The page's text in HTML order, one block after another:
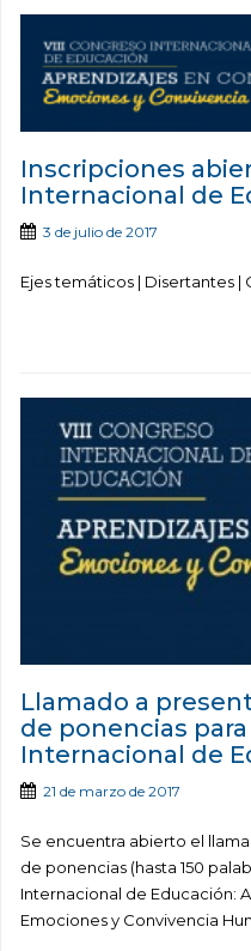
Inscripciones
Internacional de
3 de julio de 2017
Ejes temáticos | Disertantes
Llamado a
de ponencias
Internacional de
21 de marzo de 2017
Se encuentra abierto el
de ponencias (hasta 150
Internacional de Educación:
Emociones y Convivencia